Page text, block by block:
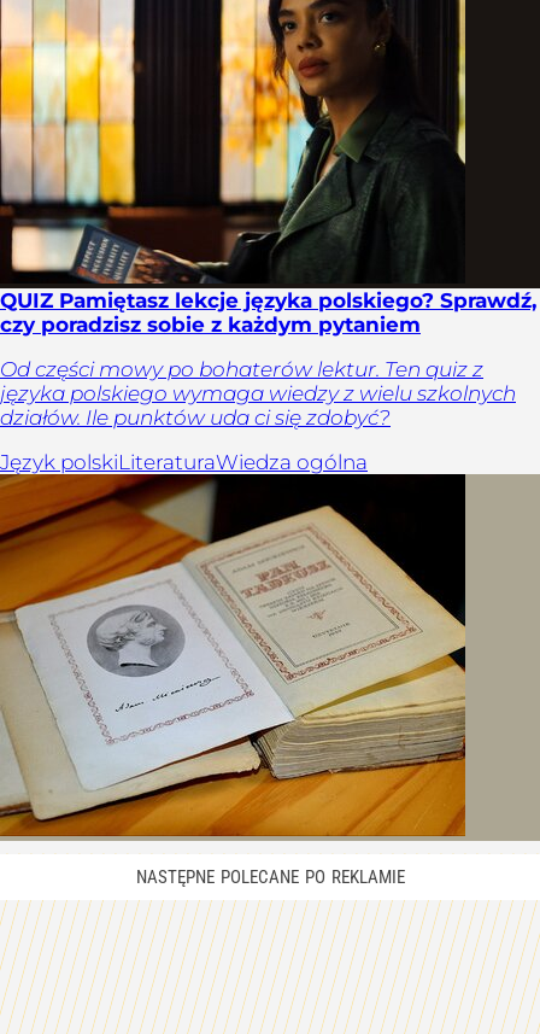
QUIZ Pamiętasz lekcje języka polskiego? Sprawdź,
czy poradzisz sobie z każdym pytaniem
Od części mowy po bohaterów lektur. Ten quiz z
języka polskiego wymaga wiedzy z wielu szkolnych
działów. Ile punktów uda ci się zdobyć?
Język polskiLiteraturaWiedza ogólna